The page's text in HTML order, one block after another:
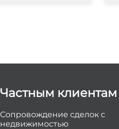
Частным клиентам
Сопровождение сделок с
недвижимостью